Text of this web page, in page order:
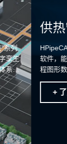
供热管线
HPipeCAD是用于
软件，能够绘制各
程图形数据联动绘
补偿、支架受力、
生成三维数字化模
+ 了解更多